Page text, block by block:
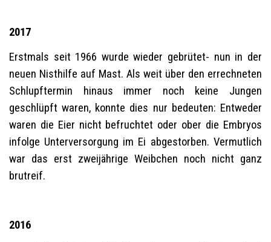
2017
Erstmals seit 1966 wurde wieder gebrütet- nun in der
neuen Nisthilfe auf Mast. Als weit über den errechneten
Schlupftermin hinaus immer noch keine Jungen
geschlüpft waren, konnte dies nur bedeuten: Entweder
waren die Eier nicht befruchtet oder ober die Embryos
infolge Unterversorgung im Ei abgestorben. Vermutlich
war das erst zweijährige Weibchen noch nicht ganz
brutreif.
2016